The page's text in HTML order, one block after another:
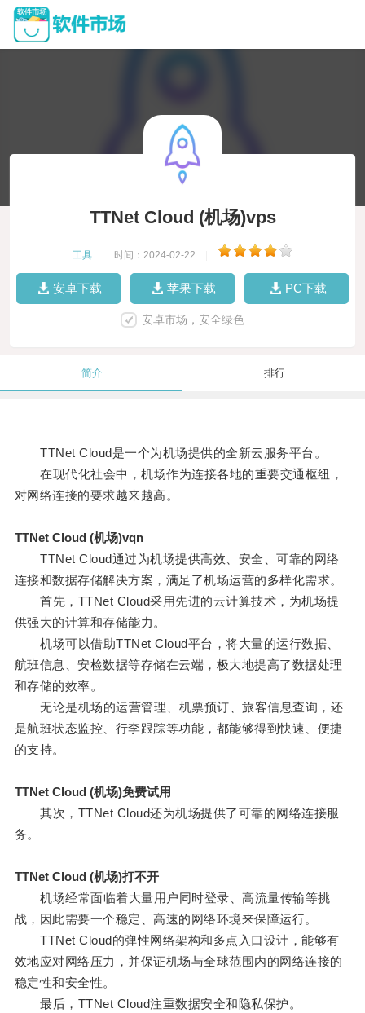
TTNet Cloud (机场)vps
工具 时间：2024-02-22
安卓下载 苹果下载 PC下载
安卓市场，安全绿色
简介 排行
TTNet Cloud是一个为机场提供的全新云服务平台。
在现代化社会中，机场作为连接各地的重要交通枢纽，
对网络连接的要求越来越高。
TTNet Cloud (机场)vqn
TTNet Cloud通过为机场提供高效、安全、可靠的网络
连接和数据存储解决方案，满足了机场运营的多样化需求。
首先，TTNet Cloud采用先进的云计算技术，为机场提
供强大的计算和存储能力。
机场可以借助TTNet Cloud平台，将大量的运行数据、
航班信息、安检数据等存储在云端，极大地提高了数据处理
和存储的效率。
无论是机场的运营管理、机票预订、旅客信息查询，还
是航班状态监控、行李跟踪等功能，都能够得到快速、便捷
的支持。
TTNet Cloud (机场)免费试用
其次，TTNet Cloud还为机场提供了可靠的网络连接服
务。
TTNet Cloud (机场)打不开
机场经常面临着大量用户同时登录、高流量传输等挑
战，因此需要一个稳定、高速的网络环境来保障运行。
TTNet Cloud的弹性网络架构和多点入口设计，能够有
效地应对网络压力，并保证机场与全球范围内的网络连接的
稳定性和安全性。
最后，TTNet Cloud注重数据安全和隐私保护。